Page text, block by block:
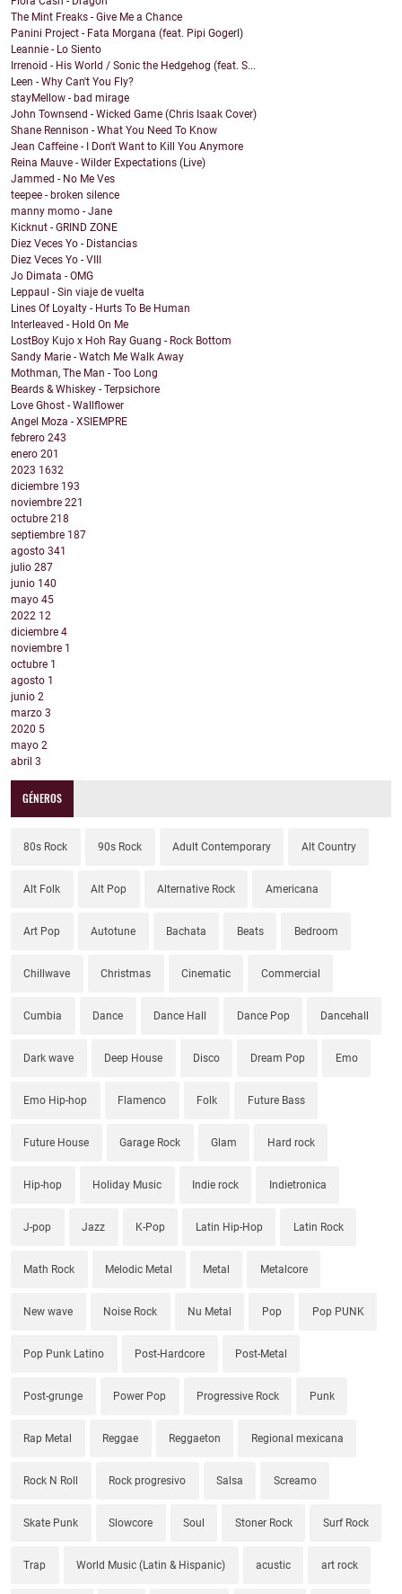
The Mint Freaks - Give Me a Chance
Panini Project - Fata Morgana (feat. Pipi Gogerl)
Leannie - Lo Siento
Irrenoid - His World / Sonic the Hedgehog (feat. S...
Leen - Why Can't You Fly?
stayMellow - bad mirage
John Townsend - Wicked Game (Chris Isaak Cover)
Shane Rennison - What You Need To Know
Jean Caffeine - I Don't Want to Kill You Anymore
Reina Mauve - Wilder Expectations (Live)
Jammed - No Me Ves
teepee - broken silence
manny momo - Jane
Kicknut - GRIND ZONE
Diez Veces Yo - Distancias
Diez Veces Yo - VIII
Jo Dimata - OMG
Leppaul - Sin viaje de vuelta
Lines Of Loyalty - Hurts To Be Human
Interleaved - Hold On Me
LostBoy Kujo x Hoh Ray Guang - Rock Bottom
Sandy Marie - Watch Me Walk Away
Mothman, The Man - Too Long
Beards & Whiskey - Terpsichore
Love Ghost - Wallflower
Angel Moza - XSIEMPRE
febrero 243
enero 201
2023 1632
diciembre 193
noviembre 221
octubre 218
septiembre 187
agosto 341
julio 287
junio 140
mayo 45
2022 12
diciembre 4
noviembre 1
octubre 1
agosto 1
junio 2
marzo 3
2020 5
mayo 2
abril 3
GÉNEROS
80s Rock 90s Rock Adult Contemporary Alt Country
Alt Folk Alt Pop Alternative Rock Americana
Art Pop Autotune Bachata Beats Bedroom
Chillwave Christmas Cinematic Commercial
Cumbia Dance Dance Hall Dance Pop Dancehall
Dark wave Deep House Disco Dream Pop Emo
Emo Hip-hop Flamenco Folk Future Bass
Future House Garage Rock Glam Hard rock
Hip-hop Holiday Music Indie rock Indietronica
J-pop Jazz K-Pop Latin Hip-Hop Latin Rock
Math Rock Melodic Metal Metal Metalcore
New wave Noise Rock Nu Metal Pop Pop PUNK
Pop Punk Latino Post-Hardcore Post-Metal
Post-grunge Power Pop Progressive Rock Punk
Rap Metal Reggae Reggaeton Regional mexicana
Rock N Roll Rock progresivo Salsa Screamo
Skate Punk Slowcore Soul Stoner Rock Surf Rock
Trap World Music (Latin & Hispanic) acustic art rock